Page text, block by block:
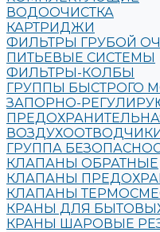
ВОДООЧИСТКА
КАРТРИДЖИ
ФИЛЬТРЫ ГРУБОЙ
ПИТЬЕВЫЕ СИСТЕМЫ
ФИЛЬТРЫ-КОЛБЫ
ГРУППЫ БЫСТРОГО
ЗАПОРНО-
ГРУППА
КЛАПАНЫ ОБРАТНЫЕ
КЛАПАНЫ
КЛАПАНЫ
КРАНЫ ДЛЯ
КРАНЫ ШАРОВЫЕ